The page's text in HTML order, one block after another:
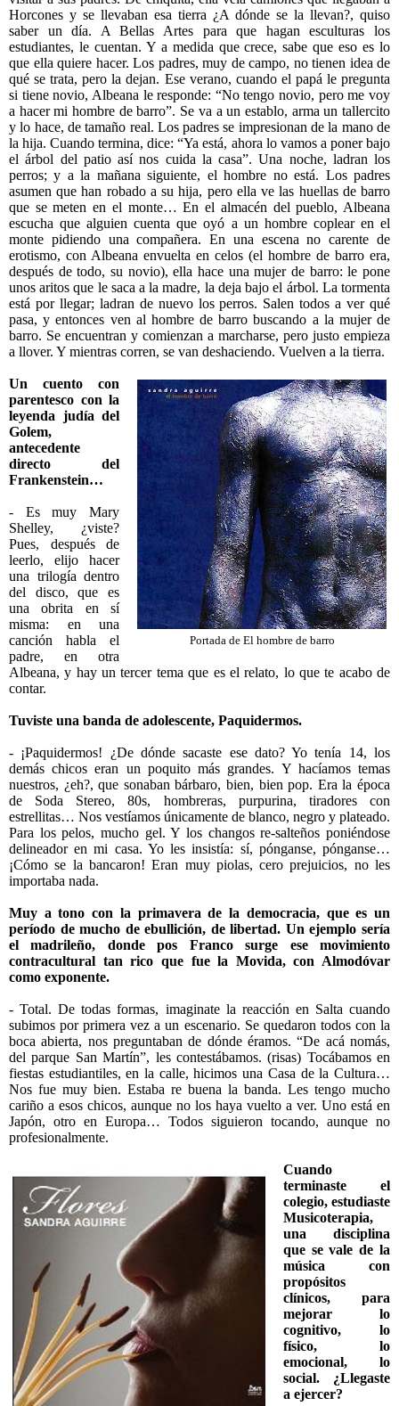
Horcones y se llevaban esa tierra ¿A dónde se la llevan?, quiso
saber un día. A Bellas Artes para que hagan esculturas los
estudiantes, le cuentan. Y a medida que crece, sabe que eso es lo
que ella quiere hacer. Los padres, muy de campo, no tienen idea de
qué se trata, pero la dejan. Ese verano, cuando el papá le pregunta
si tiene novio, Albeana le responde: “No tengo novio, pero me voy
a hacer mi hombre de barro”. Se va a un establo, arma un tallercito
y lo hace, de tamaño real. Los padres se impresionan de la mano de
la hija. Cuando termina, dice: “Ya está, ahora lo vamos a poner bajo
el árbol del patio así nos cuida la casa”. Una noche, ladran los
perros; y a la mañana siguiente, el hombre no está. Los padres
asumen que han robado a su hija, pero ella ve las huellas de barro
que se meten en el monte… En el almacén del pueblo, Albeana
escucha que alguien cuenta que oyó a un hombre coplear en el
monte pidiendo una compañera. En una escena no carente de
erotismo, con Albeana envuelta en celos (el hombre de barro era,
después de todo, su novio), ella hace una mujer de barro: le pone
unos aritos que le saca a la madre, la deja bajo el árbol. La tormenta
está por llegar; ladran de nuevo los perros. Salen todos a ver qué
pasa, y entonces ven al hombre de barro buscando a la mujer de
barro. Se encuentran y comienzan a marcharse, pero justo empieza
a llover. Y mientras corren, se van deshaciendo. Vuelven a la tierra.
Portada de El hombre de barro
Un cuento con
parentesco con la
leyenda judía del
Golem,
antecedente
directo del
Frankenstein…
- Es muy Mary
Shelley, ¿viste?
Pues, después de
leerlo, elijo hacer
una trilogía dentro
del disco, que es
una obrita en sí
misma: en una
canción habla el
padre, en otra
Albeana, y hay un tercer tema que es el relato, lo que te acabo de
contar.
Tuviste una banda de adolescente, Paquidermos.
- ¡Paquidermos! ¿De dónde sacaste ese dato? Yo tenía 14, los
demás chicos eran un poquito más grandes. Y hacíamos temas
nuestros, ¿eh?, que sonaban bárbaro, bien, bien pop. Era la época
de Soda Stereo, 80s, hombreras, purpurina, tiradores con
estrellitas… Nos vestíamos únicamente de blanco, negro y plateado.
Para los pelos, mucho gel. Y los changos re-salteños poniéndose
delineador en mi casa. Yo les insistía: sí, pónganse, pónganse…
¡Cómo se la bancaron! Eran muy piolas, cero prejuicios, no les
importaba nada.
Muy a tono con la primavera de la democracia, que es un
período de mucho de ebullición, de libertad. Un ejemplo sería
el madrileño, donde pos Franco surge ese movimiento
contracultural tan rico que fue la Movida, con Almodóvar
como exponente.
- Total. De todas formas, imaginate la reacción en Salta cuando
subimos por primera vez a un escenario. Se quedaron todos con la
boca abierta, nos preguntaban de dónde éramos. “De acá nomás,
del parque San Martín”, les contestábamos. (risas) Tocábamos en
fiestas estudiantiles, en la calle, hicimos una Casa de la Cultura…
Nos fue muy bien. Estaba re buena la banda. Les tengo mucho
cariño a esos chicos, aunque no los haya vuelto a ver. Uno está en
Japón, otro en Europa… Todos siguieron tocando, aunque no
profesionalmente.
Cuando
terminaste el
colegio, estudiaste
Musicoterapia,
una disciplina
que se vale de la
música con
propósitos
clínicos, para
mejorar lo
cognitivo, lo
físico, lo
emocional, lo
social. ¿Llegaste
a ejercer?